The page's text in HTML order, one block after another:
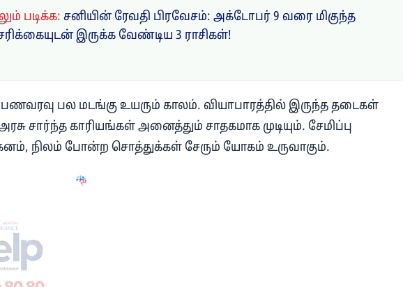
படிக்க: சனியின் ரேவதி பிரவேசம்: அக்டோபர் 9 வரை மிகுந்த
இருக்க வேண்டிய 3 ராசிகள்!
பணவரவு பல மடங்கு உயரும் காலம். வியாபாரத்தில் இருந்த தடைகள்
சார்ந்த காரியங்கள் அனைத்தும் சாதகமாக முடியும். சேமிப்பு
நிலம் போன்ற சொத்துக்கள் சேரும் யோகம் உருவாகும்.